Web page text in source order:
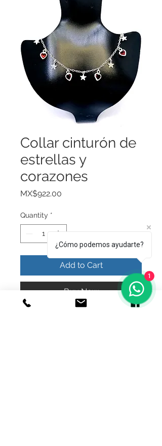
Collar cinturón de
estrellas y
corazones
MX$922.00
Quantity *
Add to Cart
Buy Now
¿Cómo podemos ayudarte?
1